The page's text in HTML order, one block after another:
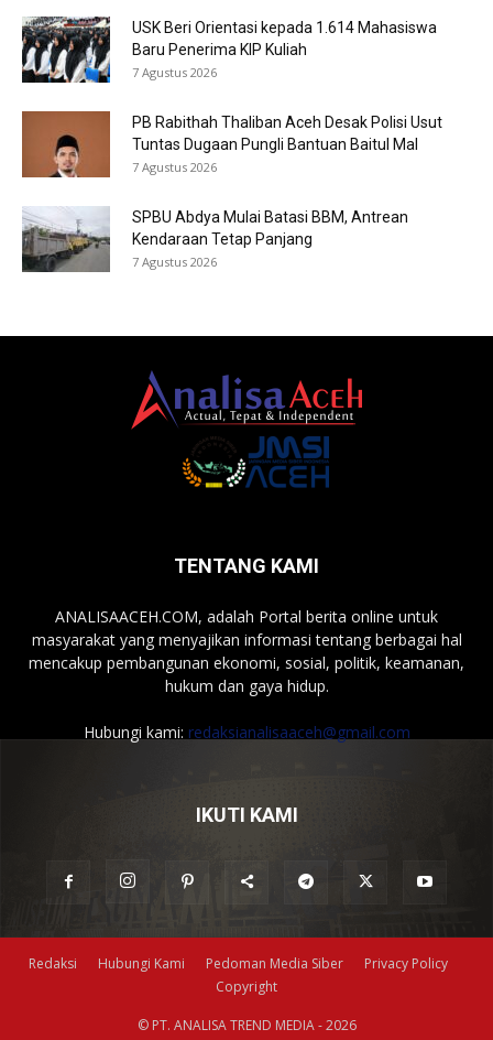
USK Beri Orientasi kepada 1.614 Mahasiswa
Baru Penerima KIP Kuliah
7 Agustus 2026
PB Rabithah Thaliban Aceh Desak Polisi Usut
Tuntas Dugaan Pungli Bantuan Baitul Mal
7 Agustus 2026
SPBU Abdya Mulai Batasi BBM, Antrean
Kendaraan Tetap Panjang
7 Agustus 2026
TENTANG KAMI
ANALISAACEH.COM, adalah Portal berita online untuk
masyarakat yang menyajikan informasi tentang berbagai hal
mencakup pembangunan ekonomi, sosial, politik, keamanan,
hukum dan gaya hidup.
Hubungi kami: redaksianalisaaceh@gmail.com
IKUTI KAMI
Redaksi Hubungi Kami Pedoman Media Siber
Privacy Policy
Copyright
© PT. ANALISA TREND MEDIA - 2026